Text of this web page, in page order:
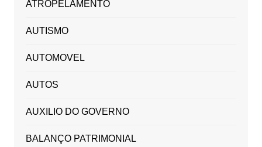
ATROPELAMENTO
AUTISMO
AUTOMOVEL
AUTOS
AUXILIO DO GOVERNO
BALANÇO PATRIMONIAL